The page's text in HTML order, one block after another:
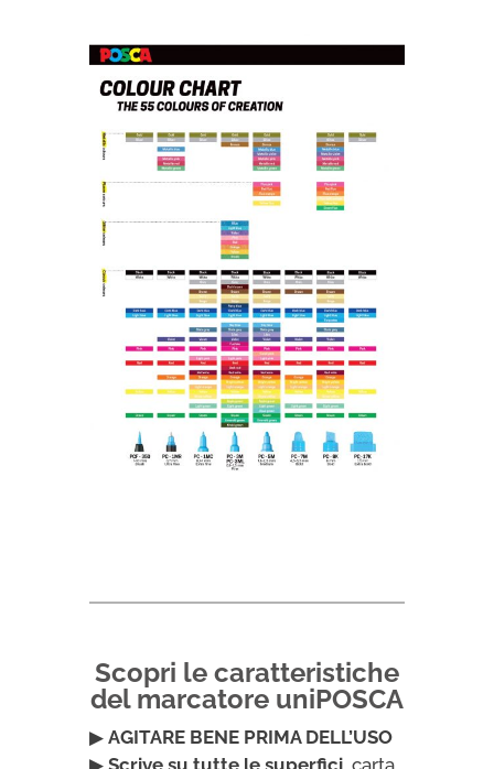
Scopri le caratteristiche
del marcatore uniPOSCA
▶ AGITARE BENE PRIMA DELL’USO